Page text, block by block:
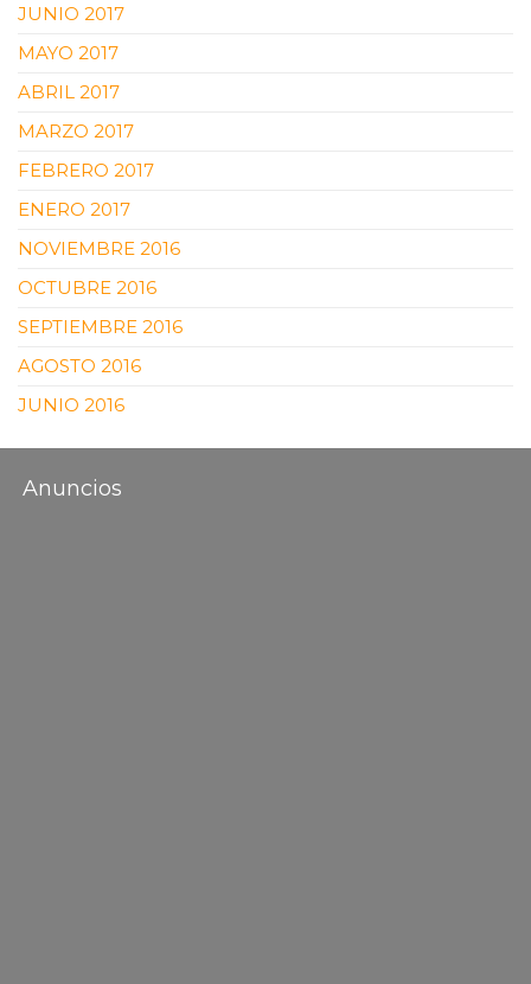
JUNIO 2017
MAYO 2017
ABRIL 2017
MARZO 2017
FEBRERO 2017
ENERO 2017
NOVIEMBRE 2016
OCTUBRE 2016
SEPTIEMBRE 2016
AGOSTO 2016
JUNIO 2016
Anuncios